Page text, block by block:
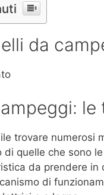
da
trovare numerosi
quelle che sono
da prendere in
di